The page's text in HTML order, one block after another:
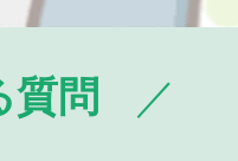
質問